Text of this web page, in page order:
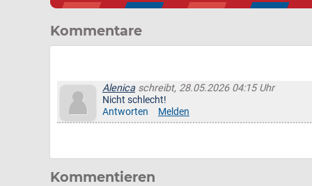
Kommentare
Alenica schreibt, 28.05.2026 04:15 Uhr
Nicht schlecht!
Antworten
Melden
Kommentieren